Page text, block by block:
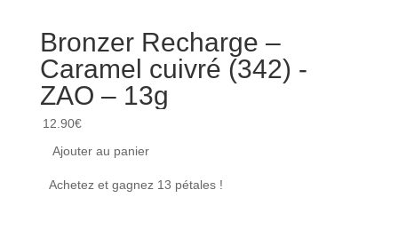
Bronzer Recharge –
Caramel cuivré (342) -
ZAO – 13g
12.90€
Ajouter au panier
Achetez et gagnez 13 pétales !